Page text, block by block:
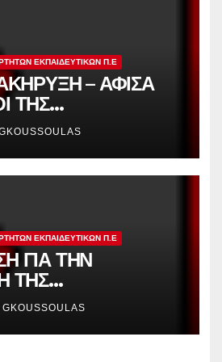
ΑΝΑΤΟΛΙΚΗΣ
ΕΚΠΑΙΔΕΥΤΙΚΏΝ Π.Ε
– ΑΦΙΣΑ
ΤΗΣ
ΑΝΕΞΑΡΤΗΤΩΝ
ΓΙΑ ΤΟ ΚΥΣΠΕ
ΕΚΠΑΙΔΕΥΤΙΚΏΝ Π.Ε
ΓΙΑ ΤΗΝ
ΤΗΣ
ΚΑΙ ΤΟΝ ΑΓΩΝΑ
ΟΛΩΝ ΤΩΝ
GKOUSSOULAS